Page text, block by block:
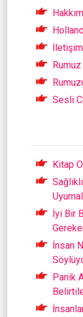
İletişim
Sesli
Kitap
İyi Bir
İnsan
Panik